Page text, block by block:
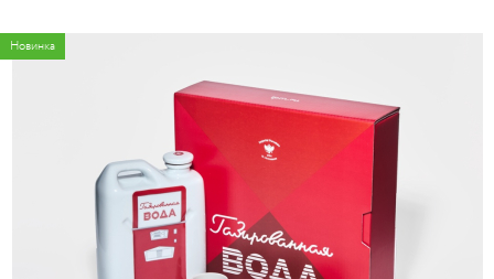
Новинка